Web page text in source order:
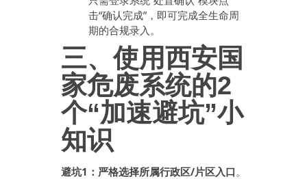
击“确认完成”，即可完成全生命周
期的合规录入。
三、使用西安国
家危废系统的2
个“加速避坑”小
知识
避坑1：严格选择所属行政区/片区入口。